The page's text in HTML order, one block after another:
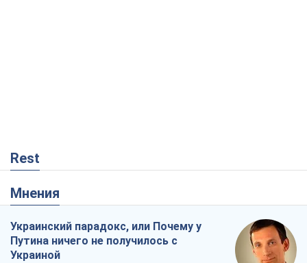
Rest
Мнения
Украинский парадокс, или Почему у
Путина ничего не получилось с
Украиной